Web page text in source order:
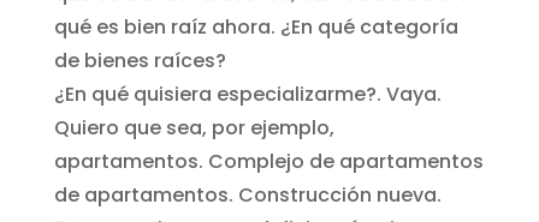
qué es bien raíz ahora. ¿En qué categoría
de bienes raíces?
¿En qué quisiera especializarme?. Vaya.
Quiero que sea, por ejemplo,
apartamentos. Complejo de apartamentos
de apartamentos. Construcción nueva.